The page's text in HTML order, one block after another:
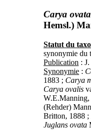
Carya ovata
Hemsl.)
Statut du
synonymie du
Publication :
Synonymie :
1883 ; Carya
Carya ovalis
W.E.Manning,
(Rehder)
Britton, 1888 ;
Juglans ovata